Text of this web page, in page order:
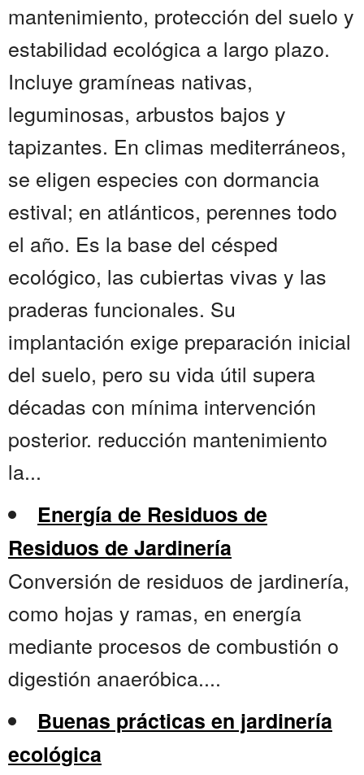
mantenimiento, protección del suelo y
estabilidad ecológica a largo plazo.
Incluye gramíneas nativas,
leguminosas, arbustos bajos y
tapizantes. En climas mediterráneos,
se eligen especies con dormancia
estival; en atlánticos, perennes todo
el año. Es la base del césped
ecológico, las cubiertas vivas y las
praderas funcionales. Su
implantación exige preparación inicial
del suelo, pero su vida útil supera
décadas con mínima intervención
posterior. reducción mantenimiento
la...
Energía de Residuos de
Residuos de Jardinería
Conversión de residuos de jardinería,
como hojas y ramas, en energía
mediante procesos de combustión o
digestión anaeróbica....
Buenas prácticas en jardinería
ecológica